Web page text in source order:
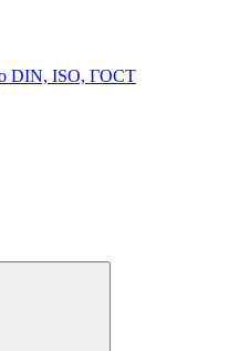
DIN, ISO, ГОСТ